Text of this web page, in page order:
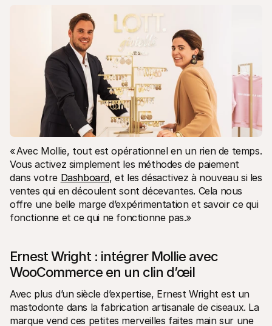
« Avec Mollie, tout est opérationnel en un rien de temps.
Vous activez simplement les méthodes de paiement
dans votre Dashboard, et les désactivez à nouveau si les
ventes qui en découlent sont décevantes. Cela nous
offre une belle marge d’expérimentation et savoir ce qui
fonctionne et ce qui ne fonctionne pas.»
Ernest Wright : intégrer Mollie avec
WooCommerce en un clin d’œil
Avec plus d’un siècle d’expertise, Ernest Wright est un
mastodonte dans la fabrication artisanale de ciseaux. La
marque vend ces petites merveilles faites main sur une